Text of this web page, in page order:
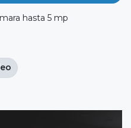
hasta 5 mp